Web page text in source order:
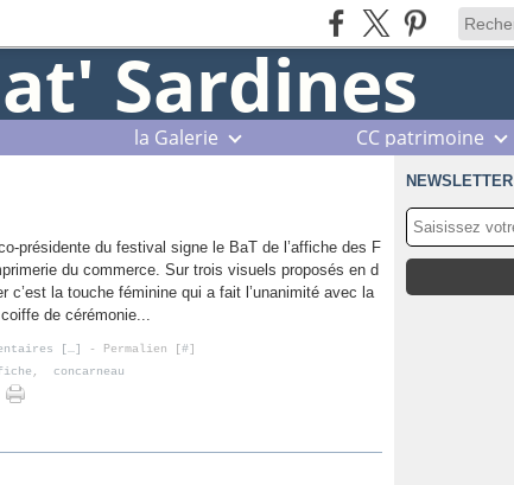
la Galerie CC patrimoine
présidente du festival signe le BaT de l’affiche des F
du commerce. Sur trois visuels proposés en d
c’est la touche féminine qui a fait l’unanimité avec la
de cérémonie...
[…] - Permalien [#]
, concarneau
NEWSLETTER